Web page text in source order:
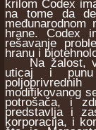
krilom Codex
na tome da
hrane. Codex
rešavanje
hranu i
Na žalost,
uticaj i punu
modifikovanog
potrošača, i
predstavlja i
korporacija, i